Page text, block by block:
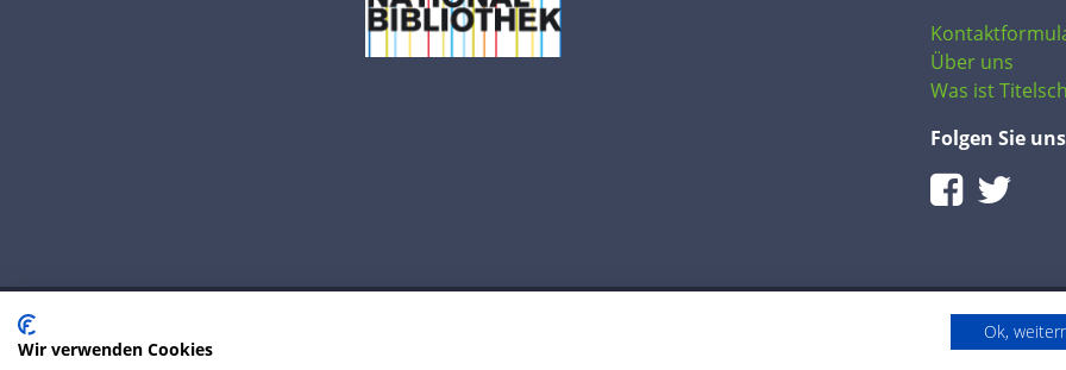
Über uns
Was ist
Folgen Sie uns
© 2020 IP Central GmbH
Wir verwenden Cookies
Ok,